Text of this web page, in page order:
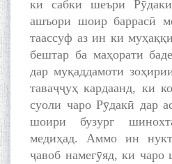
ки сабки шеъри
ашъори шоир баррасӣ
таассуф аз ин ки
бештар ба маҳорати
дар муқаддамоти
таваҷҷуҳ кардаанд, ки
суоли чаро Рӯдакӣ дар
шоири бузург
медиҳад. Аммо ин
ҷавоб намегӯяд, ки
МАВЛОНО
БАЛХӢ БУЗУРГТАРИН
МУТАФАККИР ВА
ЗАБОНУ АДАБИ